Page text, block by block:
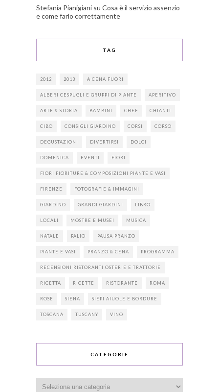
Stefania Pianigiani su Cosa è il servizio assenzio
e come farlo correttamente
TAG
2012 2013 A CENA FUORI
ALBERI CESPUGLI E GRUPPI DI PIANTE APERITIVO
ARTE & STORIA BAMBINI CHEF CHIANTI
CIBO CONSIGLI GIARDINO CORSI CORSO
DEGUSTAZIONI DIVERTIRSI DOLCI
DOMENICA EVENTI FIORI
FIORI FIORITURE & COMPOSIZIONI PIANTE E VASI
FIRENZE FOTOGRAFIE & IMMAGINI
GIARDINO GRANDI GIARDINI LIBRO
LOCALI MOSTRE E MUSEI MUSICA
NATALE PALIO PAUSA PRANZO
PIANTE E VASI PRANZO & CENA PROGRAMMA
RECENSIONI RISTORANTI OSTERIE E TRATTORIE
RICETTA RICETTE RISTORANTE ROMA
ROSE SIENA SIEPI AIUOLE E BORDURE
TOSCANA TUSCANY VINO
CATEGORIE